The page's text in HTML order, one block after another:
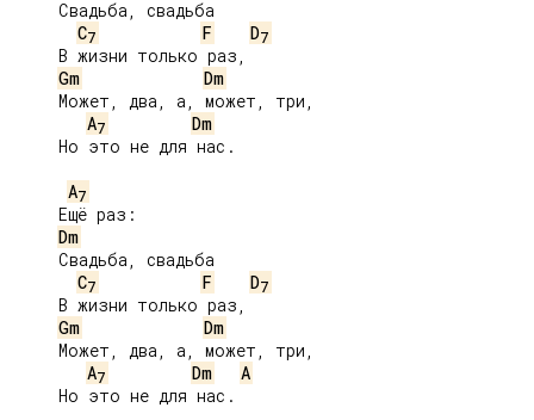
C7 F D7
Gm
Dm
A7
Dm
A7
Dm
C7 F D7
Gm
Dm
A7 Dm
A